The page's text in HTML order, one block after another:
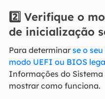
2️⃣ Verifique o
de inicialização
Para determinar se o
modo UEFI ou BIOS
Informações do Sistema
mostrar como funciona.